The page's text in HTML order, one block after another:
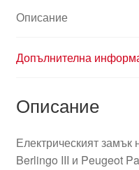
Описание
Допълнителна
Описание
Електрическият замък
Berlingo III и Peugeot